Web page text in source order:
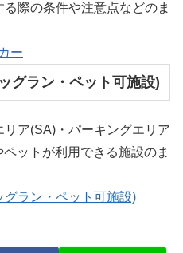
際の条件や注意点などのま
ー
グラン・ペット可施設)
ア(SA)・パーキングエリア
ットが利用できる施設のま
ラン・ペット可施設)